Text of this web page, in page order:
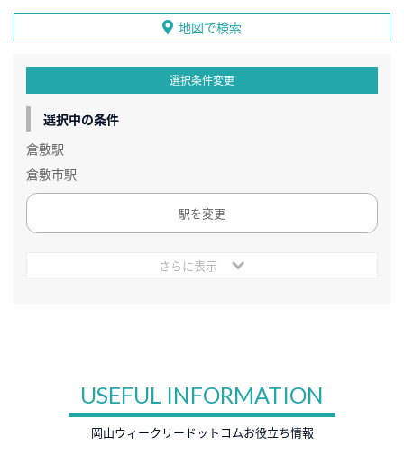
地図で検索
選択条件変更
選択中の条件
倉敷駅
倉敷市駅
駅を変更
さらに表示
USEFUL INFORMATION
岡山ウィークリードットコムお役立ち情報